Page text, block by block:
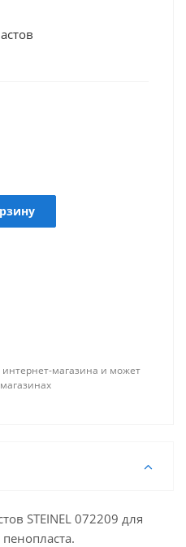
магазина и может
STEINEL 072209 для